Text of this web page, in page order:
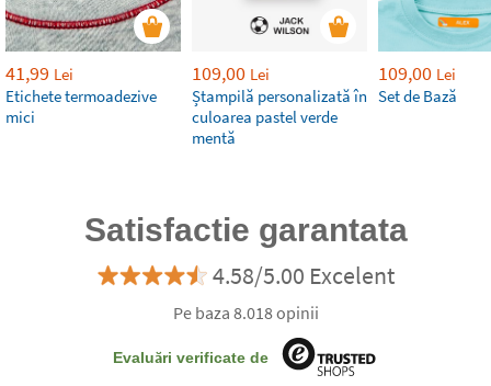
41,99 Lei
Etichete termoadezive
mici
109,00 Lei
Ștampilă personalizată în
culoarea pastel verde
mentă
109,00 Lei
Set de Bază
Satisfactie garantata
4.58/5.00 Excelent
Pe baza 8.018 opinii
Evaluări verificate de